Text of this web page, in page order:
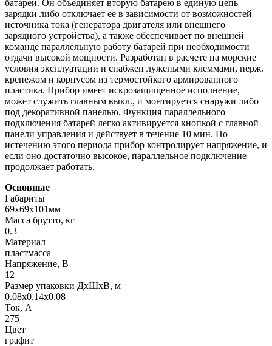
батареи. Он объединяет вторую батарею в единую цепь
зарядки либо отключает ее в зависимости от возможностей
источника тока (генератора двигателя или внешнего
зарядного устройства), а также обеспечивает по внешней
команде параллельную работу батарей при необходимости
отдачи высокой мощности. Разработан в расчете на морские
условия эксплуатации и снабжен лужеными клеммами, нерж.
крепежом и корпусом из термостойкого армированного
пластика. Прибор имеет искрозащищенное исполнение,
может служить главным выкл., и монтируется снаружи либо
под декоративной панелью. Функция параллельного
подключения батарей легко активируется кнопкой с главной
панели управления и действует в течение 10 мин. По
истечению этого периода прибор контролирует напряжение, и
если оно достаточно высокое, параллельное подключение
продолжает работать.
Основные
Габариты
69x69x101мм
Масса брутто, кг
0.3
Материал
пластмасса
Напряжение, В
12
Размер упаковки ДхШхВ, м
0.08x0.14x0.08
Ток, А
275
Цвет
графит